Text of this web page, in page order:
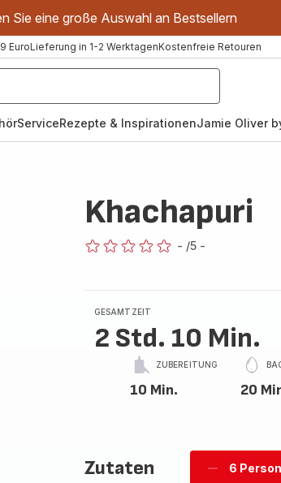
Sie eine große Auswahl an Bestsellern
EuroLieferung in 1-2 WerktagenKostenfreie Retouren
ServiceRezepte & InspirationenJamie Oliver
Khachapuri
- /5 -
GESAMTZEIT
2 Std. 10 Min.
ZUBEREITUNG
10 Min. 20
Zutaten
Personen
6